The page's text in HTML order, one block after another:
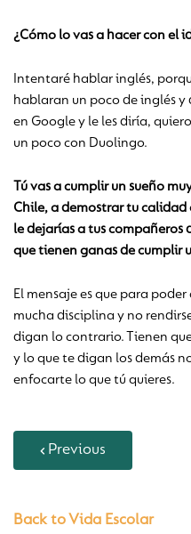
¿Cómo lo vas a hacer con el
Intentaré hablar inglés,
hablaran un poco de inglés
en Google y le les diría,
un poco con Duolingo.
Tú vas a cumplir un sueño
Chile, a demostrar tu
le dejarías a tus compañeros
que tienen ganas de cumplir
El mensaje es que para
mucha disciplina y no
digan lo contrario. Tienen
y lo que te digan los demás
enfocarte lo que tú quieres.
Previous
Back to Vida Escolar